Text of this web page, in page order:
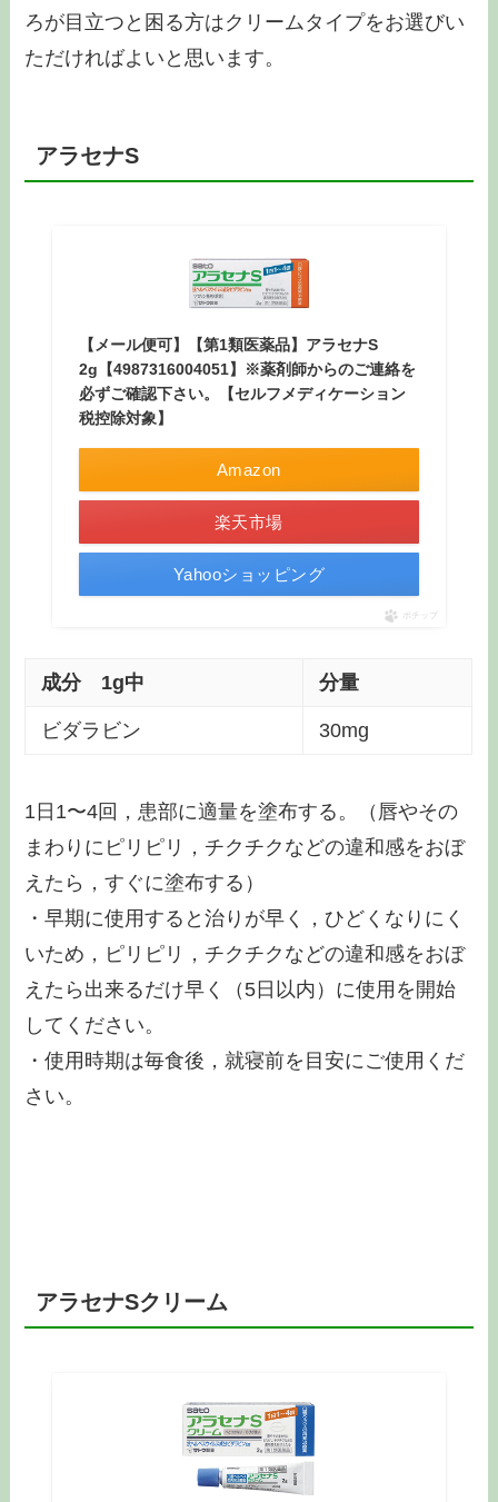
ろが目立つと困る方はクリームタイプをお選びい
ただければよいと思います。
アラセナS
【メール便可】【第1類医薬品】アラセナS
2g【4987316004051】※薬剤師からのご連絡を
必ずご確認下さい。【セルフメディケーション
税控除対象】
Amazon
楽天市場
Yahooショッピング
ポチップ
成分 1g中 分量
ビダラビン 30mg
1日1〜4回，患部に適量を塗布する。（唇やその
まわりにピリピリ，チクチクなどの違和感をおぼ
えたら，すぐに塗布する）
・早期に使用すると治りが早く，ひどくなりにく
いため，ピリピリ，チクチクなどの違和感をおぼ
えたら出来るだけ早く（5日以内）に使用を開始
してください。
・使用時期は毎食後，就寝前を目安にご使用くだ
さい。
アラセナSクリーム